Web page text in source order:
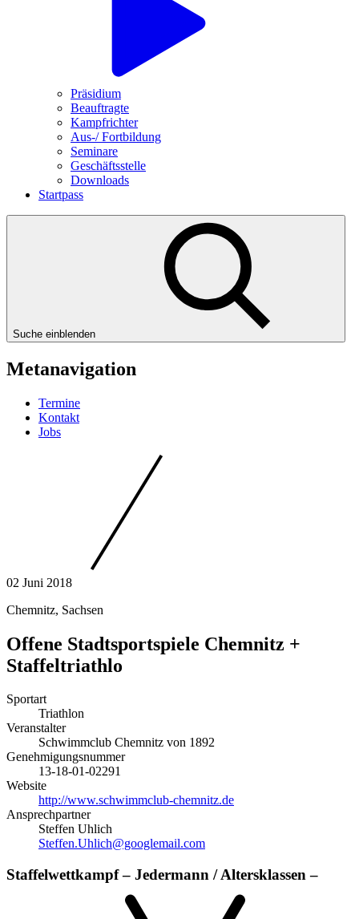
Präsidium
Beauftragte
Kampfrichter
Aus-/ Fortbildung
Seminare
Geschäftsstelle
Downloads
Startpass
Suche einblenden
Metanavigation
Termine
Kontakt
Jobs
02 Juni 2018
Chemnitz, Sachsen
Offene Stadtsportspiele Chemnitz +
Staffeltriathlo
Sportart
Triathlon
Veranstalter
Schwimmclub Chemnitz von 1892
Genehmigungsnummer
13-18-01-02291
Website
http://www.schwimmclub-chemnitz.de
Ansprechpartner
Steffen Uhlich
Steffen.Uhlich@googlemail.com
Staffelwettkampf – Jedermann / Altersklassen –